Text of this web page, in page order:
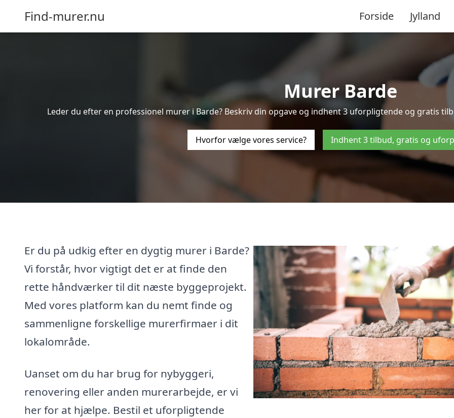
Find-murer.nu Forside Jylland
Murer Barde
Leder du efter en professionel murer i Barde? Beskriv din opgave og indhent 3 uforpligtende og gratis
Hvorfor vælge vores service? Indhent 3 tilbud, gratis og
Er du på udkig efter en dygtig murer i Barde?
Vi forstår, hvor vigtigt det er at finde den
rette håndværker til dit næste byggeprojekt.
Med vores platform kan du nemt finde og
sammenligne forskellige murerfirmaer i dit
lokalområde.
Uanset om du har brug for nybyggeri,
renovering eller anden murerarbejde, er vi
her for at hjælpe. Bestil et uforpligtende